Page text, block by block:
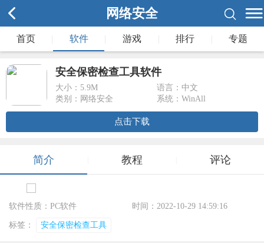
网络安全
首页 软件 游戏 排行 专题
安全保密检查工具软件
大小： 5.9M
语言：中文
类别：网络安全
系统：WinAll
点击下载
简介 教程 评论
软件性质：PC软件 时间：2022-10-29 14:59:16
标签： 安全保密检查工具